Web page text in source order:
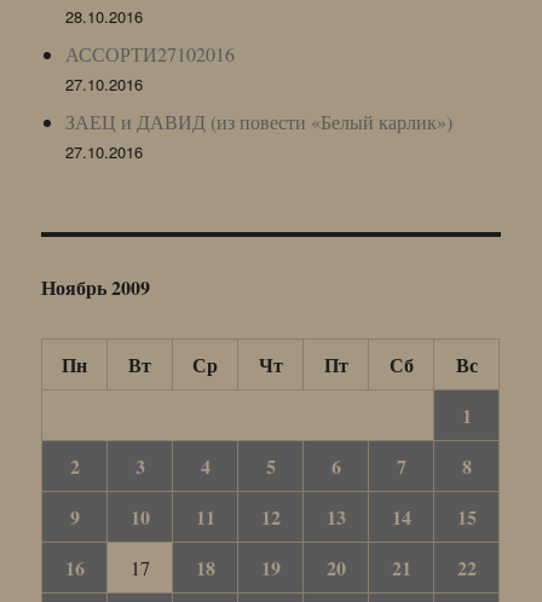
28.10.2016
АССОРТИ27102016
27.10.2016
ЗАЕЦ и ДАВИД (из повести «Белый карлик»)
27.10.2016
Ноябрь 2009
Пн Вт Ср Чт Пт Сб
Вс
1
2
3 4 5 6 7
8
9
10 11 12 13 14
15
16
17 18 19 20 21
22